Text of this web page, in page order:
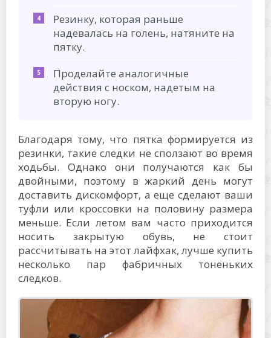
Резинку, которая раньше
надевалась на голень, натяните на
пятку.
Проделайте аналогичные
действия с носком, надетым на
вторую ногу.
Благодаря тому, что пятка формируется из
резинки, такие следки не сползают во время
ходьбы. Однако они получаются как бы
двойными, поэтому в жаркий день могут
доставить дискомфорт, а еще сделают ваши
туфли или кроссовки на половину размера
меньше. Если летом вам часто приходится
носить закрытую обувь, не стоит
рассчитывать на этот лайфхак, лучше купить
несколько пар фабричных тоненьких
следков.